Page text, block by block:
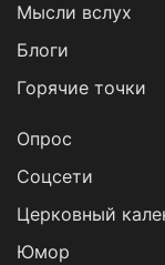
Мысли вслух
Блоги
Горячие точки
Опрос
Cоцсети
Церковный
Юмор